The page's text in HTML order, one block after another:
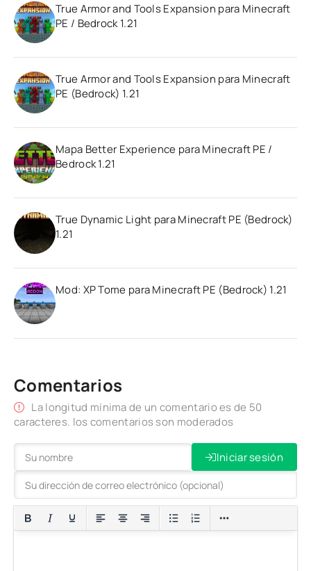
True Armor and Tools Expansion para Minecraft
PE / Bedrock 1.21
True Armor and Tools Expansion para Minecraft
PE (Bedrock) 1.21
Mapa Better Experience para Minecraft PE /
Bedrock 1.21
True Dynamic Light para Minecraft PE (Bedrock)
1.21
Mod: XP Tome para Minecraft PE (Bedrock) 1.21
Comentarios
La longitud mínima de un comentario es de 50
caracteres. los comentarios son moderados
Iniciar sesión